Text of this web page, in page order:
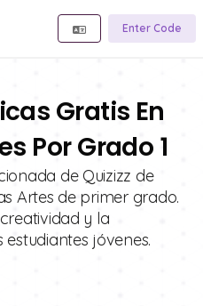
Enter Code
Gratis En
Por Grado 1
de Quizizz de
Artes de primer grado.
y la
jóvenes.